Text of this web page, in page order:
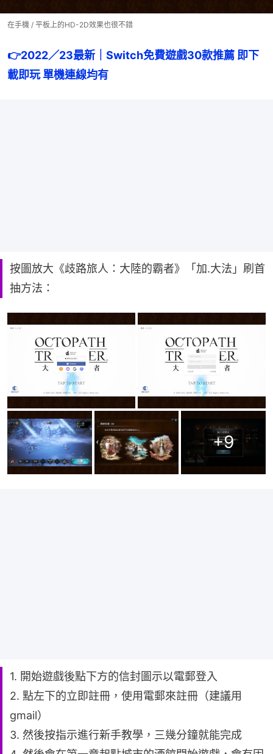
在手機 / 平板上的HD-2D效果也很不錯
👉2022／23最新｜Switch免費遊戲30款推薦 即下
載即玩 單機連線均有
按圖放大《歧路旅人：大陸的霸者》「加.大法」刷首
抽方法：
+9
1. 開始遊戲後點下方的信封圖示以電郵登入
2. 點左下的立即註冊，使用電郵來註冊（建議用
gmail）
3. 然後按指示進行新手教學，三幾分鐘就能完成